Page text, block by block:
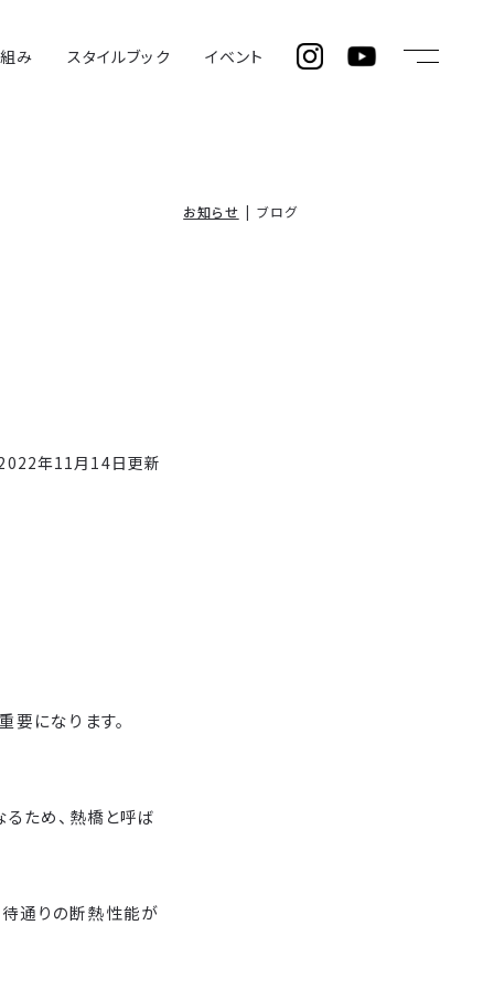
み スタイルブック イベント
お知らせ ブログ
年11月14日更新
要になります。
ため、熱橋と呼ば
待通りの断熱性能が